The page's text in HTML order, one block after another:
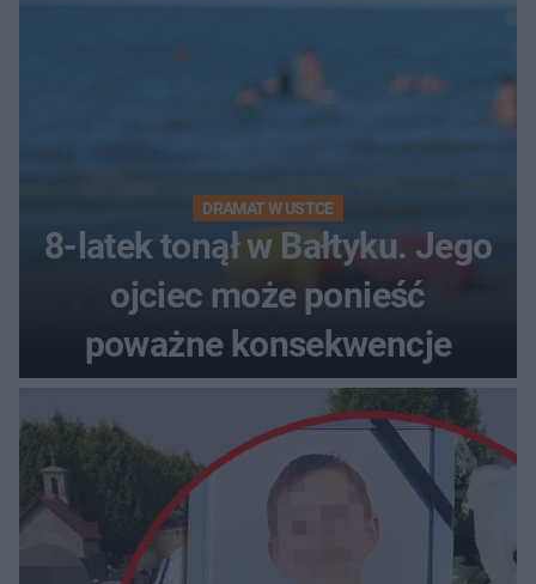
DRAMAT W USTCE
8-latek tonął w Bałtyku. Jego
ojciec może ponieść
poważne konsekwencje